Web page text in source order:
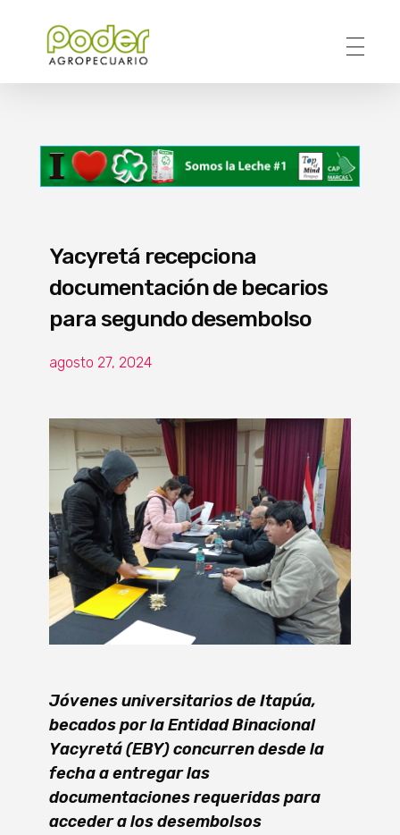
Yacyretá recepciona
documentación de becarios
para segundo desembolso
agosto 27, 2024
Jóvenes universitarios de Itapúa,
becados por la Entidad Binacional
Yacyretá (EBY) concurren desde la
fecha a entregar las
documentaciones requeridas para
acceder a los desembolsos